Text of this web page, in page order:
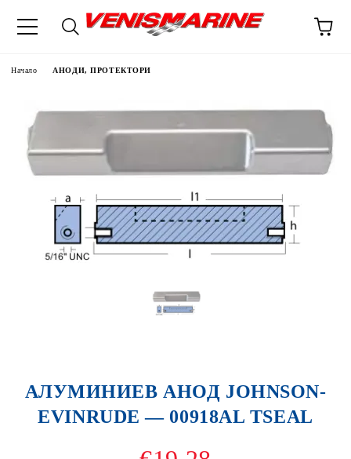
Начало АНОДИ, ПРОТЕКТОРИ
АЛУМИНИЕВ АНОД JOHNSON-
EVINRUDE — 00918AL TSEAL